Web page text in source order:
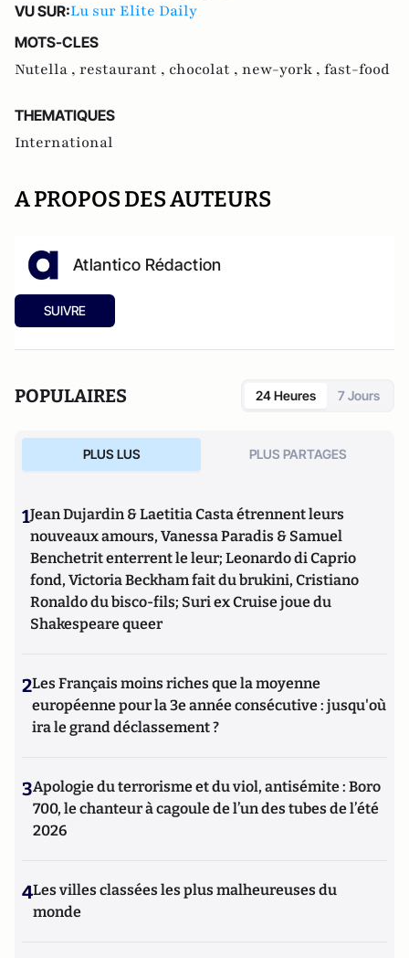
VU SUR:Lu sur Elite Daily
MOTS-CLES
Nutella , restaurant , chocolat , new-york , fast-food
THEMATIQUES
International
A PROPOS DES AUTEURS
Atlantico Rédaction
SUIVRE
POPULAIRES 24 Heures 7 Jours
PLUS LUS PLUS PARTAGES
1Jean Dujardin & Laetitia Casta étrennent leurs
nouveaux amours, Vanessa Paradis & Samuel
Benchetrit enterrent le leur; Leonardo di Caprio
fond, Victoria Beckham fait du brukini, Cristiano
Ronaldo du bisco-fils; Suri ex Cruise joue du
Shakespeare queer
2Les Français moins riches que la moyenne
européenne pour la 3e année consécutive : jusqu'où
ira le grand déclassement ?
3Apologie du terrorisme et du viol, antisémite : Boro
700, le chanteur à cagoule de l’un des tubes de l’été
2026
4Les villes classées les plus malheureuses du
monde